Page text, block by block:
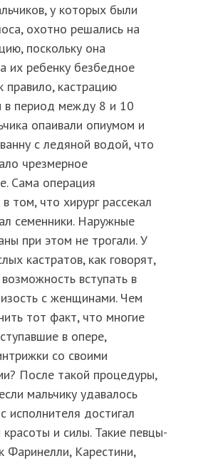
у которых были
охотно решались на
поскольку она
их ребенку безбедное
правило, кастрацию
в период между 8 и 10
опаивали опиумом и
с ледяной водой, что
чрезмерное
Сама операция
том, что хирург рассекал
семенники. Наружные
при этом не трогали. У
кастратов, как говорят,
вступать в
с женщинами. Чем
тот факт, что многие
в опере,
со своими
После такой процедуры,
мальчику удавалось
исполнителя достигал
красоты и силы. Такие певцы-
Фаринелли, Карестини,